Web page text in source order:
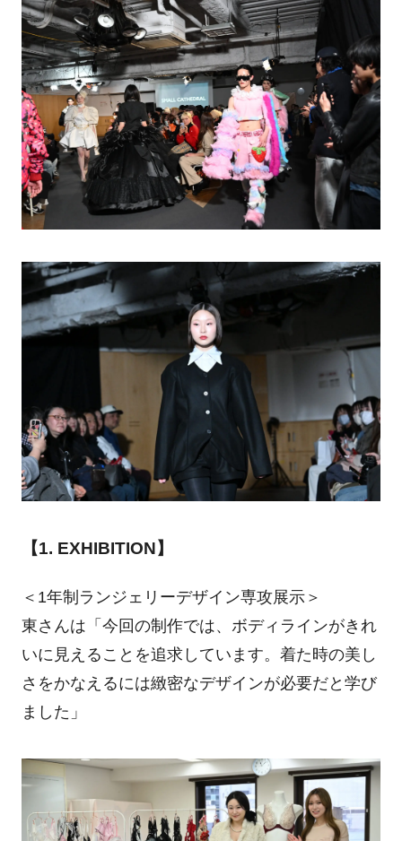
【1. EXHIBITION】
＜1年制ランジェリーデザイン専攻展示＞
東さんは「今回の制作では、ボディラインがきれ
いに見えることを追求しています。着た時の美し
さをかなえるには緻密なデザインが必要だと学び
ました」